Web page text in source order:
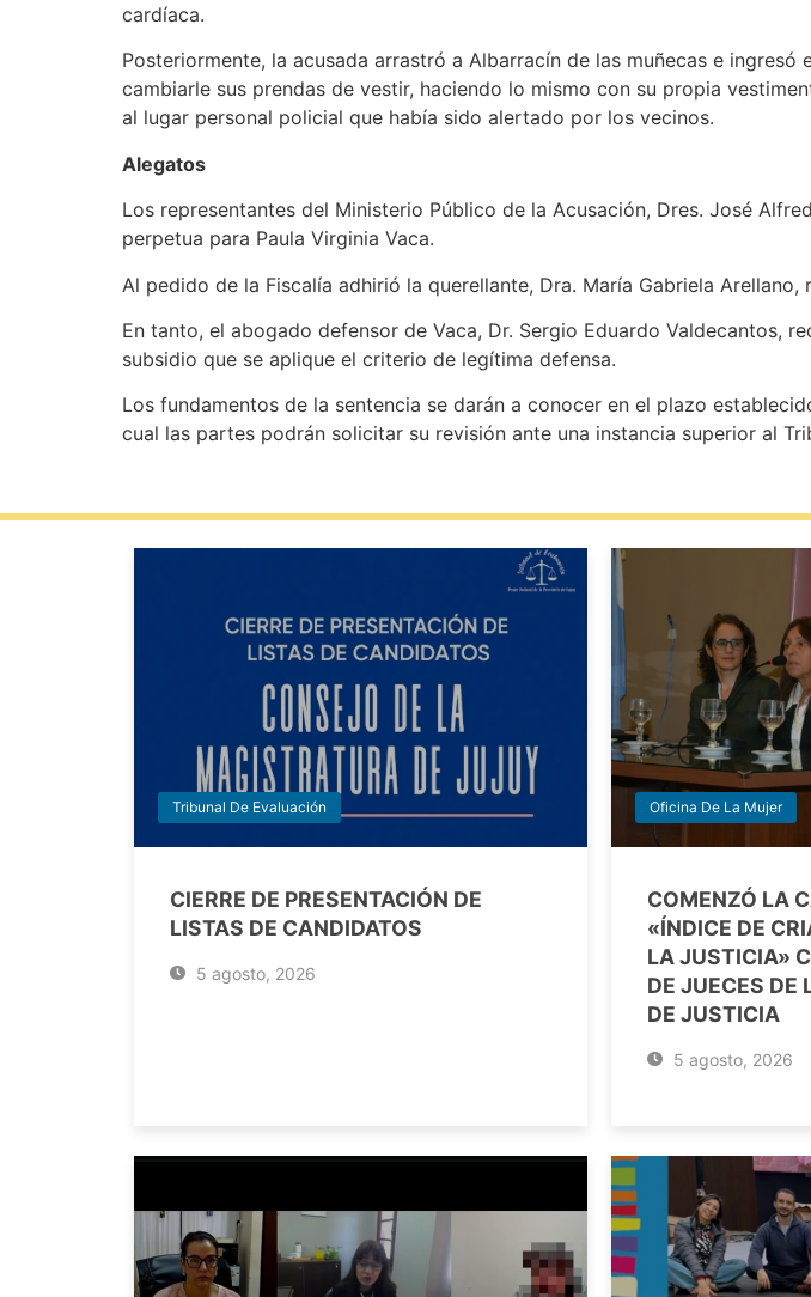
cardíaca.
Posteriormente, la acusada arrastró a Albarracín de las muñecas e
cambiarle sus prendas de vestir, haciendo lo mismo con su propia
al lugar personal policial que había sido alertado por los vecinos.
Alegatos
Los representantes del Ministerio Público de la Acusación, Dres. José
perpetua para Paula Virginia Vaca.
Al pedido de la Fiscalía adhirió la querellante, Dra. María Gabriela
En tanto, el abogado defensor de Vaca, Dr. Sergio Eduardo Valdecantos,
subsidio que se aplique el criterio de legítima defensa.
Los fundamentos de la sentencia se darán a conocer en el plazo
cual las partes podrán solicitar su revisión ante una instancia superior al
Tribunal De Evaluación
CIERRE DE PRESENTACIÓN DE
LISTAS DE CANDIDATOS
5 agosto, 2026
Oficina De La Mujer
COMENZÓ LA
«ÍNDICE DE
LA JUSTICIA»
DE JUECES DE
DE JUSTICIA
5 agosto, 2026